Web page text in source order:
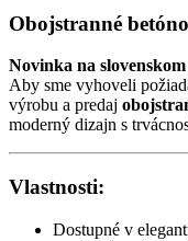
Obojstranné
Novinka na
Aby sme vyhoveli
výrobu a predaj
moderný dizajn s
Vlastnosti:
Dostupné v